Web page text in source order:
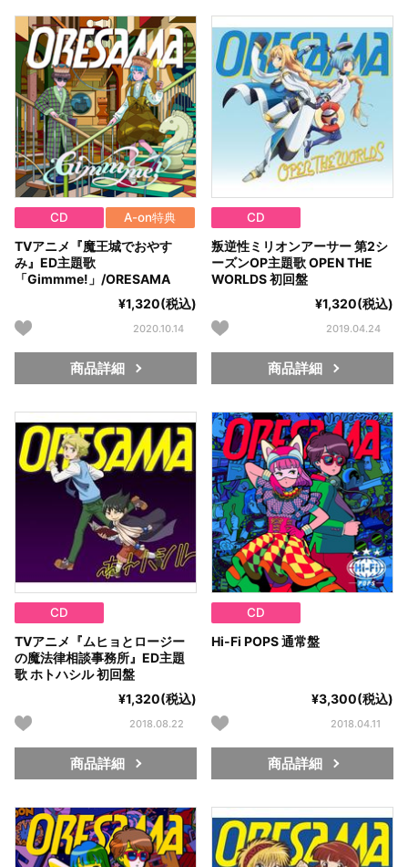
CD A-on特典
TVアニメ『魔王城でおやす
み』ED主題歌
「Gimmme!」/ORESAMA
¥1,320(税込)
2020.10.14
商品詳細
CD
叛逆性ミリオンアーサー 第2シ
ーズンOP主題歌 OPEN THE
WORLDS 初回盤
¥1,320(税込)
2019.04.24
商品詳細
CD
TVアニメ『ムヒョとロージー
の魔法律相談事務所』ED主題
歌 ホトハシル 初回盤
¥1,320(税込)
2018.08.22
商品詳細
CD
Hi-Fi POPS 通常盤
¥3,300(税込)
2018.04.11
商品詳細